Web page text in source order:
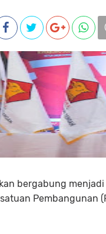
bergabung
Pembangunan